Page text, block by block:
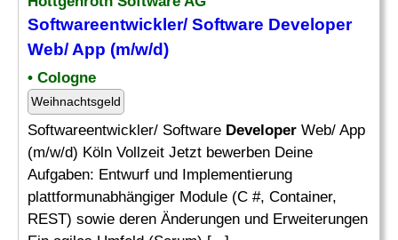
Softwareentwickler/ Software Developer
Web/ App (m/w/d)
• Cologne
Weihnachtsgeld
Softwareentwickler/ Software Developer Web/ App
(m/w/d) Köln Vollzeit Jetzt bewerben Deine
Aufgaben: Entwurf und Implementierung
plattformunabhängiger Module (C #, Container,
REST) sowie deren Änderungen und Erweiterungen